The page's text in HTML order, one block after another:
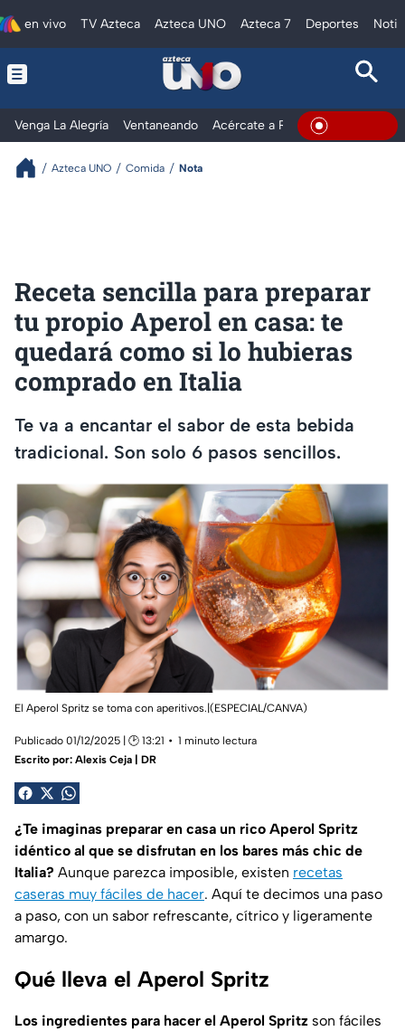
en vivo TV Azteca Azteca UNO Azteca 7 Deportes
Venga La Alegría Ventaneando Acércate a Rocío Al ExtremoEn Vivo
Azteca UNO Comida Nota
Receta sencilla para preparar
tu propio Aperol en casa: te
quedará como si lo hubieras
comprado en Italia
Te va a encantar el sabor de esta bebida
tradicional. Son solo 6 pasos sencillos.
El Aperol Spritz se toma con aperitivos.|(ESPECIAL/CANVA)
Publicado 01/12/2025 | 🕑 13:21
1 minuto lectura
Escrito por: Alexis Ceja | DR
¿Te imaginas preparar en casa un rico Aperol Spritz
idéntico al que se disfrutan en los bares más chic de
Italia? Aunque parezca imposible, existen recetas
caseras muy fáciles de hacer. Aquí te decimos una paso
a paso, con un sabor refrescante, cítrico y ligeramente
amargo.
Qué lleva el Aperol Spritz
Los ingredientes para hacer el Aperol Spritz son fáciles